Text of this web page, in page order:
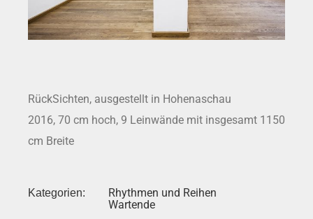
RückSichten, ausgestellt in Hohenaschau
2016, 70 cm hoch, 9 Leinwände mit insgesamt 1150
cm Breite
Kategorien:
Rhythmen und Reihen
Wartende